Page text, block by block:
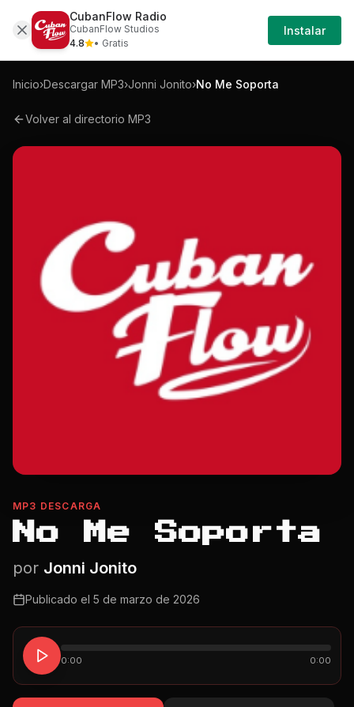
Mp3 Jonni-jonito-no-me-soporta-mp3
Iniciar
Sesión
Inicio›Descargar MP3›Jonni Jonito›No Me Soporta
Volver al directorio MP3
MP3 DESCARGA
No Me Soporta
por Jonni Jonito
Publicado el 5 de marzo de 2026
0:00 0:00
CubanFlow Radio
CubanFlow Studios
4.8
• Gratis
Instalar